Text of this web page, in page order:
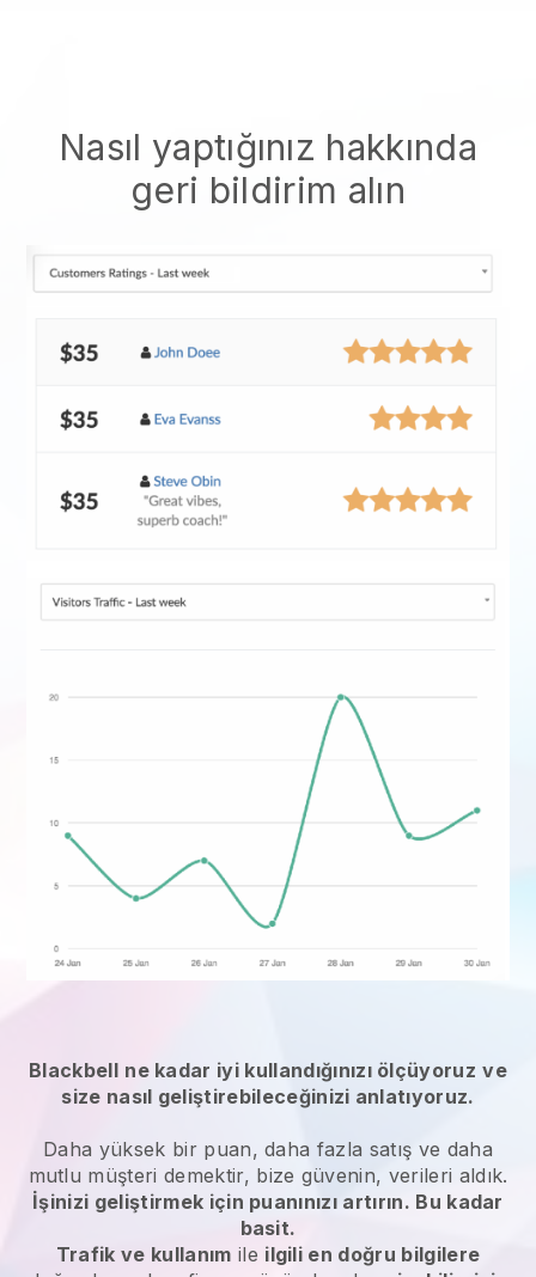
Nasıl yaptığınız hakkında
geri bildirim alın
Blackbell ne kadar iyi kullandığınızı ölçüyoruz ve
size nasıl geliştirebileceğinizi anlatıyoruz.
Daha yüksek bir puan, daha fazla satış ve daha
mutlu müşteri demektir, bize güvenin, verileri aldık.
İşinizi geliştirmek için puanınızı artırın. Bu kadar
basit.
Trafik ve kullanım ile ilgili en doğru bilgilere